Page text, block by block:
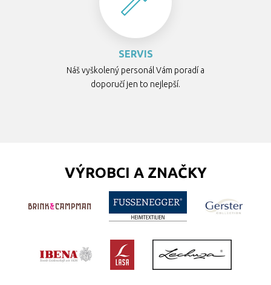
SERVIS
Náš vyškolený personál Vám poradí a
doporučí jen to nejlepší.
VÝROBCI A ZNAČKY